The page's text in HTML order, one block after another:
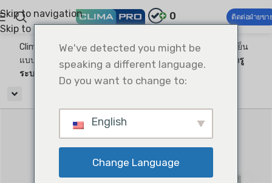
Skip to navigation
Skip to main content
0 ติดต่อฝ่ายขา
Climapro® ระบบปรับอากาศเชิงพาณิชย์
เครื่องทำความเย็น
แบบระบายความร้อนด้วยอากาศ
เครื่องทำความเย็นแบบสกรู
ระบายความร้อนด้วยอากาศ
We've detected you might be
speaking a different language.
Do you want to change to:
English
Change Language